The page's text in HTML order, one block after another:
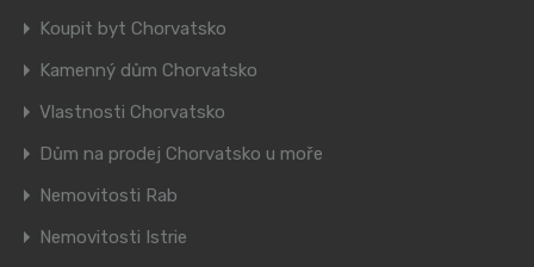
Koupit byt Chorvatsko
Kamenný dům Chorvatsko
Vlastnosti Chorvatsko
Dům na prodej Chorvatsko u moře
Nemovitosti Rab
Nemovitosti Istrie